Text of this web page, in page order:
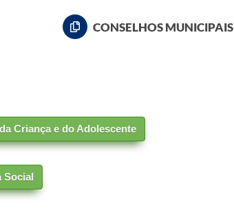
CONSELHOS MUNICIPAIS
Criança e do Adolescente
Social